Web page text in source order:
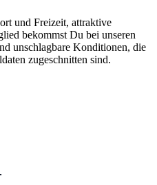
und Freizeit, attraktive
bekommst Du bei unseren
unschlagbare Konditionen, die
zugeschnitten sind.